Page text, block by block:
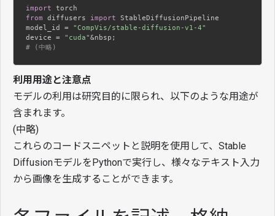
import
from diffusers import StableDiffusionPipeline
model_id = "CompVis/stable-diffusion-v1-4"
device = "cuda"
# (中略)
利用用途と注意点
モデルの利用は研究目的に限られ、以下のような用途が
含まれます。
(中略)
これらのコードスニペットと説明を使用して、Stable
DiffusionモデルをPythonで実行し、様々なテキスト入力
から画像を生成することができます。